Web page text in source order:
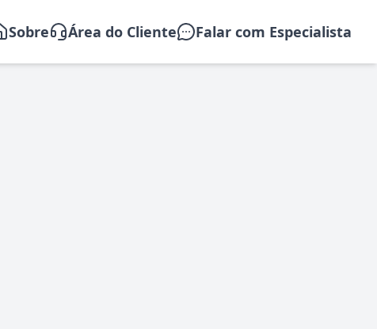
Sobre Área do Cliente Falar com Especialista